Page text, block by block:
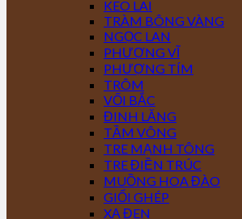
KEO LAI
TRÀM BÔNG VÀNG
NGỌC LAN
PHƯỢNG VĨ
PHƯỢNG TÍM
TRÔM
VỐI BẮC
ĐINH LĂNG
TẦM VÔNG
TRE MẠNH TÔNG
TRE ĐIỀN TRÚC
MUỒNG HOA ĐÀO
GIỔI GHÉP
XẠ ĐEN